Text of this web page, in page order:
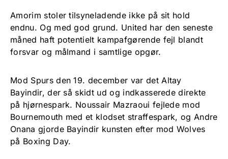
Amorim stoler tilsyneladende ikke på sit hold
endnu. Og med god grund. United har den seneste
måned haft potentielt kampafgørende fejl blandt
forsvar og målmand i samtlige opgør.
Mod Spurs den 19. december var det Altay
Bayindir, der så skidt ud og indkasserede direkte
på hjørnespark. Noussair Mazraoui fejlede mod
Bournemouth med et klodset straffespark, og Andre
Onana gjorde Bayindir kunsten efter mod Wolves
på Boxing Day.